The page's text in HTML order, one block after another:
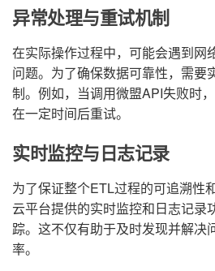
异常处理与重试机制
在实际操作过程中，可能会遇到网
问题。为了确保数据可靠性，需要
制。例如，当调用微盟API失败时
在一定时间后重试。
实时监控与日志记录
为了保证整个ETL过程的可追溯性
云平台提供的实时监控和日志记录
踪。这不仅有助于及时发现并解决
率。